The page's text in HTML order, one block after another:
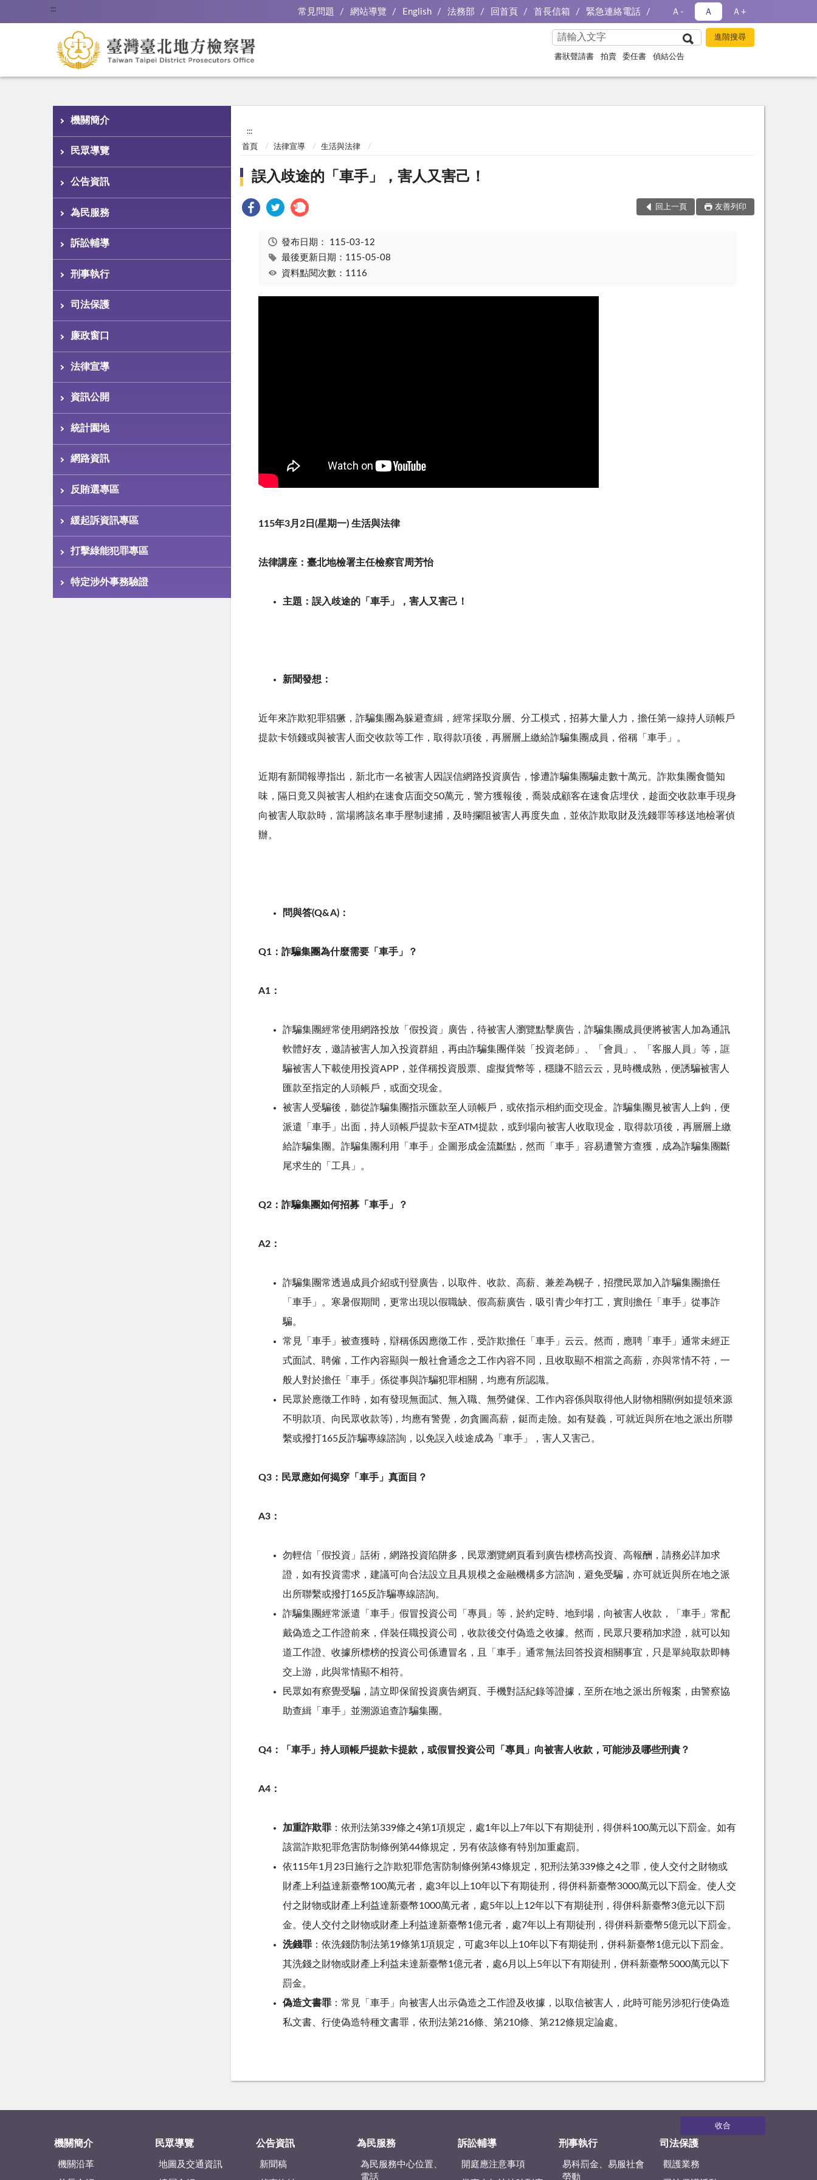
::: 常見問題 網站導覽 English 法務部 回首頁 首長信箱 緊急連絡電話 Ａ- Ａ Ａ+
書狀聲請書 拍賣 委任書 偵結公告
機關簡介
民眾導覽
公告資訊
為民服務
訴訟輔導
刑事執行
司法保護
廉政窗口
法律宣導
資訊公開
統計園地
網路資訊
反賄選專區
緩起訴資訊專區
打擊綠能犯罪專區
特定涉外事務驗證
:::
首頁 法律宣導 生活與法律
誤入歧途的「車手」，害人又害己！
回上一頁 友善列印
發布日期： 115-03-12
最後更新日期：115-05-08
資料點閱次數：1116
115年3月 2日 (星期一) 生活與法律
法律講座：臺北地檢署主任檢察官周芳怡
主題：誤入歧途的「車手」，害人又害己！
新聞發想：
近年來詐欺犯罪猖獗，詐騙集團為躲避查緝，經常採取分層、分工模式，招募大量人力，擔任第一線持人頭帳戶
提款卡領錢或與被害人面交收款等工作，取得款項後，再層層上繳給詐騙集團成員，俗稱「車手」。
近期有新聞報導指出，新北市一名被害人因誤信網路投資廣告，慘遭詐騙集團騙走數十萬元。詐欺集團食髓知
味，隔日竟又與被害人相約在速食店面交50萬元，警方獲報後，喬裝成顧客在速食店埋伏，趁面交收款車手現身
向被害人取款時，當場將該名車手壓制逮捕，及時攔阻被害人再度失血，並依詐欺取財及洗錢罪等移送地檢署偵
辦。
問與答(Q&A)：
Q1：詐騙集團為什麼需要「車手」？
A1：
詐騙集團經常使用網路投放「假投資」廣告，待被害人瀏覽點擊廣告，詐騙集團成員便將被害人加為通訊
軟體好友，邀請被害人加入投資群組，再由詐騙集團佯裝「投資老師」、「會員」、「客服人員」等，誆
騙被害人下載使用投資APP ，並佯稱投資股票、虛擬貨幣等，穩賺不賠云云，見時機成熟，便誘騙被害人
匯款至指定的人頭帳戶，或面交現金。
被害人受騙後，聽從詐騙集團指示匯款至人頭帳戶，或依指示相約面交現金。詐騙集團見被害人上鉤，便
派遣「車手」出面，持人頭帳戶提款卡至ATM提款，或到場向被害人收取現金，取得款項後，再層層上繳
給詐騙集團。詐騙集團利用「車手」企圖形成金流斷點，然而「車手」容易遭警方查獲，成為詐騙集團斷
尾求生的「工具」。
Q2：詐騙集團如何招募「車手」？
A2：
詐騙集團常透過成員介紹或刊登廣告，以取件、收款、高薪、兼差為幌子，招攬民眾加入詐騙集團擔任
「車手」。寒暑假期間，更常出現以假職缺、假高薪廣告，吸引青少年打工，實則擔任「車手」從事詐
騙。
常見「車手」被查獲時，辯稱係因應徵工作，受詐欺擔任「車手」云云。然而，應聘「車手」通常未經正
式面試、聘僱，工作內容顯與一般社會通念之工作內容不同，且收取顯不相當之高薪，亦與常情不符，一
般人對於擔任「車手」係從事與詐騙犯罪相關，均應有所認識。
民眾於應徵工作時，如有發現無面試、無入職、無勞健保、工作內容係與取得他人財物相關(例如提領來源
不明款項、向民眾收款等)，均應有警覺，勿貪圖高薪，鋌而走險。如有疑義，可就近與所在地之派出所聯
繫或撥打165反詐騙專線諮詢，以免誤入歧途成為「車手」，害人又害己。
Q3：民眾應如何揭穿「車手」真面目？
A3：
勿輕信「假投資」話術，網路投資陷阱多，民眾瀏覽網頁看到廣告標榜高投資、高報酬，請務必詳加求
證，如有投資需求，建議可向合法設立且具規模之金融機構多方諮詢，避免受騙，亦可就近與所在地之派
出所聯繫或撥打165反詐騙專線諮詢。
詐騙集團經常派遣「車手」假冒投資公司「專員」等，於約定時、地到場，向被害人收款，「車手」常配
戴偽造之工作證前來，佯裝任職投資公司，收款後交付偽造之收據。然而，民眾只要稍加求證，就可以知
道工作證、收據所標榜的投資公司係遭冒名，且「車手」通常無法回答投資相關事宜，只是單純取款即轉
交上游，此與常情顯不相符。
民眾如有察覺受騙，請立即保留投資廣告網頁、手機對話紀錄等證據，至所在地之派出所報案，由警察協
助查緝「車手」並溯源追查詐騙集團。
Q4：「車手」持人頭帳戶提款卡提款，或假冒投資公司「專員」向被害人收款，可能涉及哪些刑責？
A4：
加重詐欺罪：依刑法第339條之4第1項規定，處1年以上7年以下有期徒刑，得併科100萬元以下罰金。如有
該當詐欺犯罪危害防制條例第44條規定，另有依該條有特別加重處罰。
依115年1月 23日施行之詐欺犯罪危害防制條例第43條規定，犯刑法第339條之4之罪，使人交付之財物或
財產上利益達新臺幣100萬元者，處3年以上10年以下有期徒刑，得併科新臺幣3000萬元以下罰金。使人交
付之財物或財產上利益達新臺幣1000萬元者，處5年以上12年以下有期徒刑，得併科新臺幣3億元以下罰
金。使人交付之財物或財產上利益達新臺幣1億元者，處7年以上有期徒刑，得併科新臺幣5億元以下罰金。
洗錢罪：依洗錢防制法第19條第1項規定，可處3年以上10年以下有期徒刑，併科新臺幣1億元以下罰金。
其洗錢之財物或財產上利益未達新臺幣1億元者，處6月以上5年以下有期徒刑，併科新臺幣5000萬元以下
罰金。
偽造文書罪：常見「車手」向被害人出示偽造之工作證及收據，以取信被害人，此時可能另涉犯行使偽造
私文書、行使偽造特種文書罪，依刑法第216條、第210條、第212條規定論處。
收合
機關簡介
機關沿革
民眾導覽
地圖及交通資訊
公告資訊
新聞稿
為民服務
為民服務中心位置、
電話
訴訟輔導
開庭應注意事項
刑事執行
易科罰金、易服社會
勞動
司法保護
觀護業務